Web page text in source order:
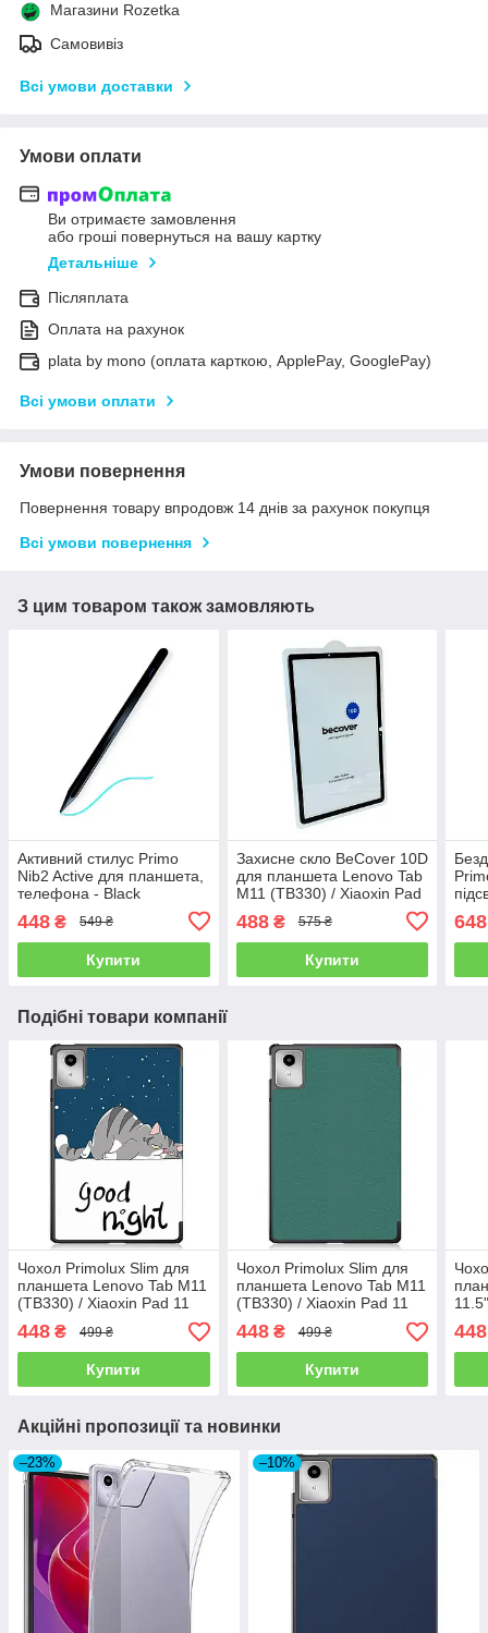
Магазини Rozetka
Самовивіз
Всі умови доставки
Умови оплати
Ви отримаєте замовлення
або гроші повернуться на вашу картку
Детальніше
Післяплата
Оплата на рахунок
plata by mono (оплата карткою, ApplePay, GooglePay)
Всі умови оплати
Умови повернення
Повернення товару впродовж 14 днів за рахунок покупця
Всі умови повернення
З цим товаром також замовляють
Активний стилус Primo
Nib2 Active для планшета,
телефона - Black
448 ₴ 549 ₴
Купити
Захисне скло BeCover 10D
для планшета Lenovo Tab
M11 (TB330) / Xiaoxin Pad
488₴ 575 ₴
Купити
648
Подібні товари компанії
Чохол Primolux Slim для
планшета Lenovo Tab M11
(TB330) / Xiaoxin Pad 11
2024 (TB331) - Good Night
448 ₴ 499 ₴
Купити
Чохол Primolux Slim для
планшета Lenovo Tab M11
(TB330) / Xiaoxin Pad 11
2024 (TB331) - Dark Green
448₴ 499 ₴
Купити
448
Акційні пропозиції та новинки
–23% –10%